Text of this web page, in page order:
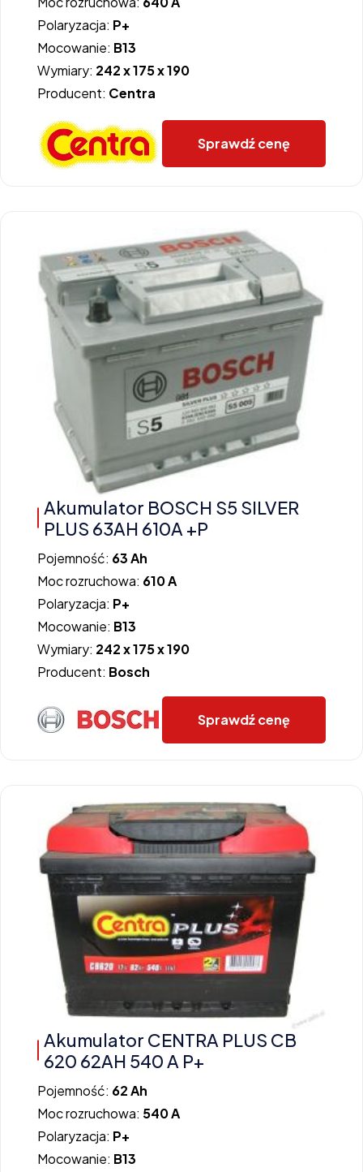
Polaryzacja: P+
Mocowanie: B13
Wymiary: 242 x 175 x 190
Producent: Centra
Sprawdź cenę
Akumulator BOSCH S5 SILVER
PLUS 63AH 610A +P
Pojemność: 63 Ah
Moc rozruchowa: 610 A
Polaryzacja: P+
Mocowanie: B13
Wymiary: 242 x 175 x 190
Producent: Bosch
Sprawdź cenę
Akumulator CENTRA PLUS CB
620 62AH 540 A P+
Pojemność: 62 Ah
Moc rozruchowa: 540 A
Polaryzacja: P+
Mocowanie: B13